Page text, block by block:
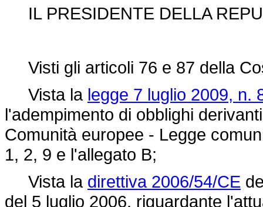
IL PRESIDENTE DELLA
Visti gli articoli 76 e 87 della
Vista la legge 7 luglio 2009, n.
l'adempimento di obblighi
Comunità europee - Legge
1, 2, 9 e l'allegato B;
Vista la direttiva 2006/54/CE
del 5 luglio 2006, riguardante